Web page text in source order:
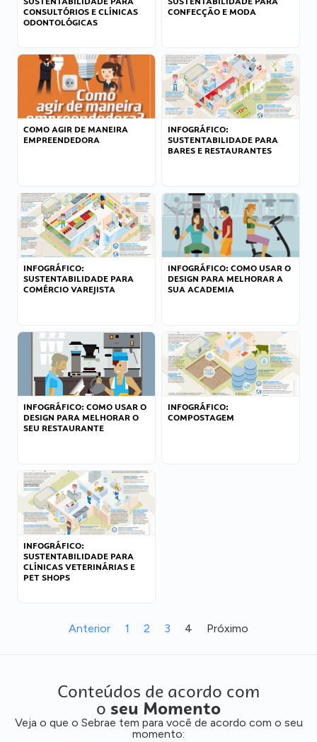
CONSULTÓRIOS E CLÍNICAS
ODONTOLÓGICAS
CONFECÇÃO E MODA
COMO AGIR DE MANEIRA
EMPREENDEDORA
INFOGRÁFICO:
SUSTENTABILIDADE PARA
BARES E RESTAURANTES
INFOGRÁFICO:
SUSTENTABILIDADE PARA
COMÉRCIO VAREJISTA
INFOGRÁFICO: COMO USAR O
DESIGN PARA MELHORAR A
SUA ACADEMIA
INFOGRÁFICO: COMO USAR O
DESIGN PARA MELHORAR O
SEU RESTAURANTE
INFOGRÁFICO:
COMPOSTAGEM
INFOGRÁFICO:
SUSTENTABILIDADE PARA
CLÍNICAS VETERINÁRIAS E
PET SHOPS
Anterior 1 2 3 4 Próximo
Conteúdos de acordo com
o seu Momento
Veja o que o Sebrae tem para você de acordo com o seu
momento: